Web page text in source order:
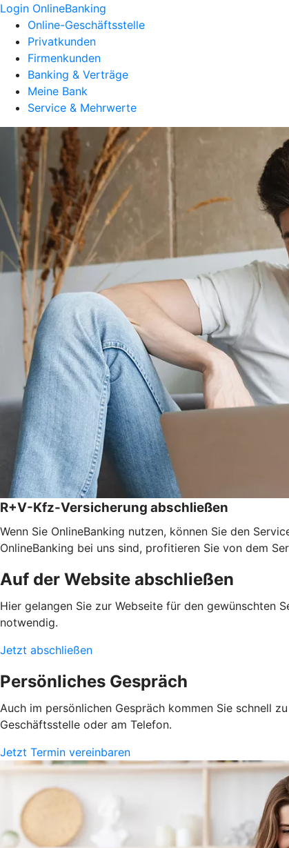
Login OnlineBanking
Online-Geschäftsstelle
Privatkunden
Firmenkunden
Banking & Verträge
Meine Bank
Service & Mehrwerte
R+V-Kfz-Versicherung abschließen
Wenn Sie OnlineBanking nutzen, können Sie den
OnlineBanking bei uns sind, profitieren Sie von dem
Auf der Website abschließen
Hier gelangen Sie zur Webseite für den gewünschten
notwendig.
Jetzt abschließen
Persönliches Gespräch
Auch im persönlichen Gespräch kommen Sie schnell
Geschäftsstelle oder am Telefon.
Jetzt Termin vereinbaren